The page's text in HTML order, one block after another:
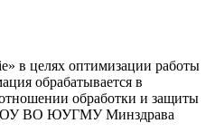
в целях оптимизации работы
обрабатывается в
обработки и защиты
ВО ЮУГМУ Минздрава